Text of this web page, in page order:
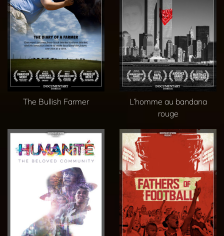
The Bullish Farmer
L’homme au bandana
rouge